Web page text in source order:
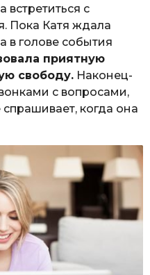
с
Пока Катя ждала
в голове события
приятную
свободу. Наконец-
с вопросами,
спрашивает, когда она